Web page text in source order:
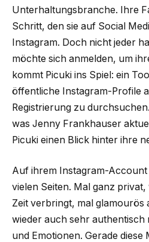
Unterhaltungsbranche. Ihre
Schritt, den sie auf Social
Instagram. Doch nicht jeder
möchte sich anmelden, um
kommt Picuki ins Spiel: ein
öffentliche Instagram-Profile
Registrierung zu
was Jenny Frankhauser
Picuki einen Blick hinter ihre
Auf ihrem Instagram-
vielen Seiten. Mal ganz privat,
Zeit verbringt, mal glamourös
wieder auch sehr authentisch
und Emotionen. Gerade diese